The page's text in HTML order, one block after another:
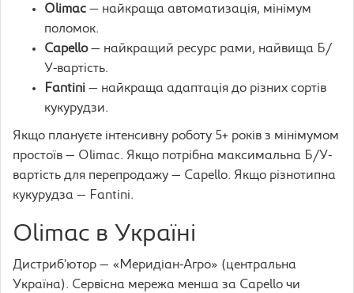
Olimac — найкраща автоматизація, мінімум
поломок.
Capello— найкращий ресурс рами, найвища Б/
У-вартість.
Fantini — найкраща адаптація до різних сортів
кукурудзи.
Якщо плануєте інтенсивну роботу 5+ років з мінімумом
простоїв — Olimac. Якщо потрібна максимальна Б/У-
вартість для перепродажу — Capello. Якщо різнотипна
кукурудза — Fantini.
Olimac в Україні
Дистриб’ютор — «Меридіан-Агро» (центральна
Україна). Сервісна мережа менша за Capello чи